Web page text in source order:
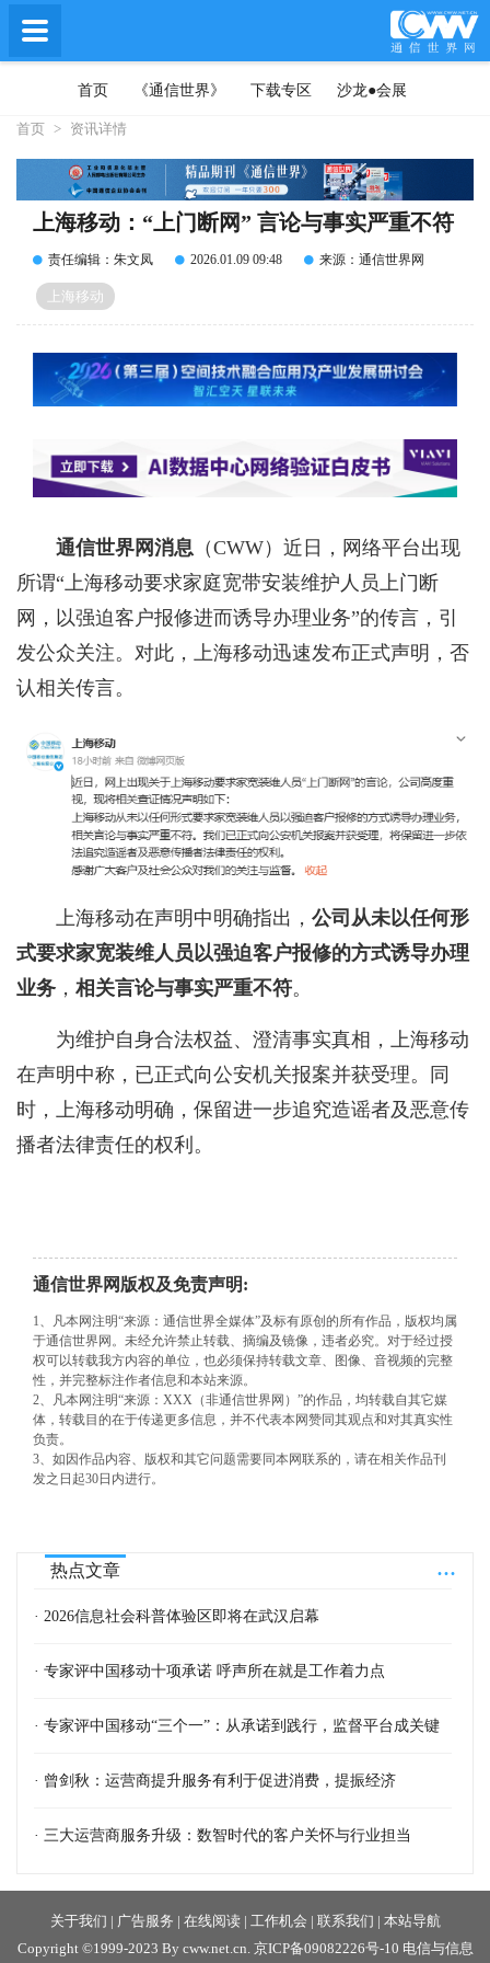
首页 《通信世界》 下载专区 沙龙●会展
首页 > 资讯详情
上海移动：“上门断网” 言论与事实严重不符
责任编辑：朱文凤 2026.01.09 09:48 来源：通信世界网
上海移动
通信世界网消息 （CWW） 近日，网络平台出现
所谓“上海移动要求家庭宽带安装维护人员上门断
网，以强迫客户报修进而诱导办理业务”的传言，引
发公众关注。对此，上海移动迅速发布正式声明，否
认相关传言。
上海移动在声明中明确指出， 公司 从未以任何形
式要求家宽装维人员以强迫客户报修的方式诱导办理
业务 ， 相关言论与事实严重不符。
为维护自身合法权益、澄清事实真相，上海移动
在声明中称，已正式向公安机关报案并获受理。同
时，上海移动明确，保留进一步追究造谣者及恶意传
播者法律责任的权利。
通信世界网版权及免责声明:
1、凡本网注明“来源：通信世界全媒体”及标有原创的所有作品，版权均属
于通信世界网。未经允许禁止转载、摘编及镜像，违者必究。对于经过授
权可以转载我方内容的单位，也必须保持转载文章、图像、音视频的完整
性，并完整标注作者信息和本站来源。
2、凡本网注明“来源：XXX（非通信世界网）”的作品，均转载自其它媒
体，转载目的在于传递更多信息，并不代表本网赞同其观点和对其真实性
负责。
3、如因作品内容、版权和其它问题需要同本网联系的，请在相关作品刊
发之日起30日内进行。
...
热点文章
· 2026信息社会科普体验区即将在武汉启幕
· 专家评中国移动十项承诺 呼声所在就是工作着力点
· 专家评中国移动“三个一”：从承诺到践行，监督平台成关键
· 曾剑秋：运营商提升服务有利于促进消费，提振经济
· 三大运营商服务升级：数智时代的客户关怀与行业担当
关于我们 | 广告服务 | 在线阅读| 工作机会 | 联系我们 | 本站导航
Copyright ©1999-2023 By cww.net.cn. 京ICP备09082226号-10 电信与信息